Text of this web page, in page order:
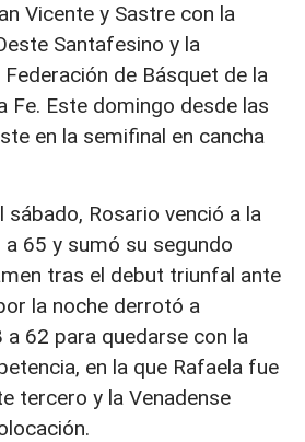
Vicente y Sastre con la
Santafesino y la
de Básquet de la
Fe. Este domingo desde las
en la semifinal en cancha
sábado, Rosario venció a la
65 y sumó su segundo
tras el debut triunfal ante
la noche derrotó a
62 para quedarse con la
en la que Rafaela fue
tercero y la Venadense